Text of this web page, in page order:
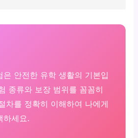
은 안전한 유학 생활의 기본입
종류와 보장 범위를 꼼꼼히
차를 정확히 이해하여 나에게
하세요.